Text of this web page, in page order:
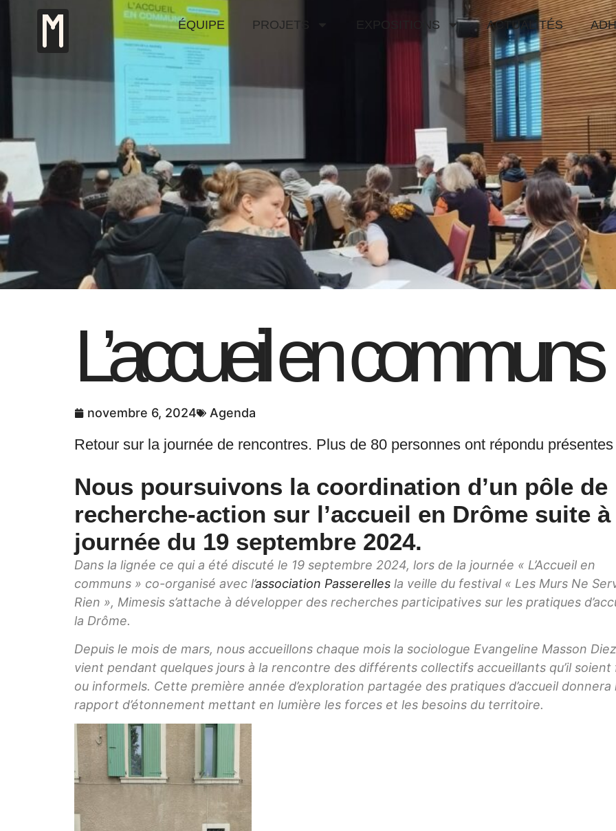
ÉQUIPE PROJETS EXPOSITIONS ACTUALITÉS
L’accueil en communs
novembre 6, 2024 Agenda
Retour sur la journée de rencontres. Plus de 80 personnes ont répondu présentes
Nous poursuivons la coordination d’un pôle de
recherche-action sur l’accueil en Drôme suite à
journée du 19 septembre 2024.
Dans la lignée ce qui a été discuté le 19 septembre 2024, lors de la journée « L’Accueil en
communs » co-organisé avec l’association Passerellesla veille du festival « Les Murs Ne
Rien », Mimesis s’attache à développer des recherches participatives sur les pratiques
la Drôme.
Depuis le mois de mars, nous accueillons chaque mois la sociologue Evangeline Masson
vient pendant quelques jours à la rencontre des différents collectifs accueillants qu’il soient
ou informels. Cette première année d’exploration partagée des pratiques d’accueil donnera
rapport d’étonnement mettant en lumière les forces et les besoins du territoire.